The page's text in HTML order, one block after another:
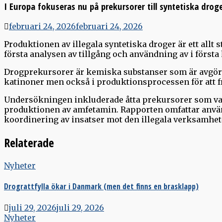
I Europa fokuseras nu på prekursorer till syntetiska
februari 24, 2026februari 24, 2026
Produktionen av illegala syntetiska droger är ett allt
första analysen av tillgång och användning av i
Drogprekursorer är kemiska substanser som är
katinoner men också i produktionsprocessen för att
Undersökningen inkluderade åtta prekursorer som
produktionen av amfetamin. Rapporten omfattar
koordinering av insatser mot den illegala
Relaterade
Nyheter
Drograttfylla ökar i Danmark (men det finns en brasklapp)
juli 29, 2026juli 29, 2026
Nyheter